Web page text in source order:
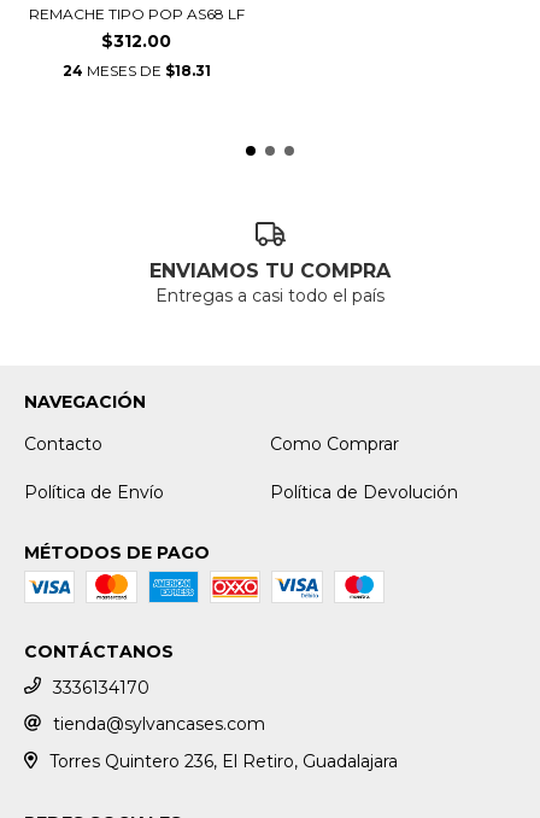
REMACHE TIPO POP AS68 LF
$312.00
24 MESES DE $18.31
ENVIAMOS TU COMPRA
Entregas a casi todo el país
NAVEGACIÓN
Contacto
Como Comprar
Política de Envío Política de Devolución
MÉTODOS DE PAGO
CONTÁCTANOS
3336134170
tienda@sylvancases.com
Torres Quintero 236, El Retiro, Guadalajara